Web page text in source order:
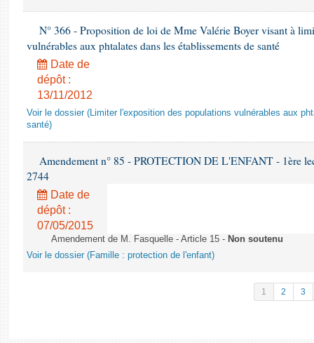
N° 366 - Proposition de loi de Mme Valérie Boyer visant à
vulnérables aux phtalates dans les établissements de santé
Date de
dépôt :
13/11/2012
Voir le dossier (Limiter l'exposition des populations vulnérables aux
santé)
Amendement n° 85 - PROTECTION DE L'ENFANT - 1ère
2744
Date de
dépôt :
07/05/2015
Amendement de M. Fasquelle - Article 15 - Non soutenu
Voir le dossier (Famille : protection de l'enfant)
1 2 3